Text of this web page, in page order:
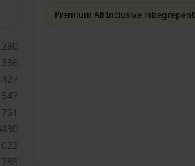
336
427
751
785
Premium All Inclusive inbegrepen!